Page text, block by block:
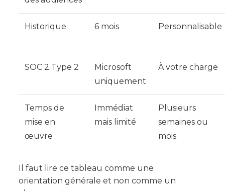
Historique 6 mois Personnalisable
SOC 2 Type 2
Microsoft
uniquement
À votre charge
Temps de
mise en
œuvre
Immédiat
mais limité
Plusieurs
semaines ou
mois
Il faut lire ce tableau comme une
orientation générale et non comme un